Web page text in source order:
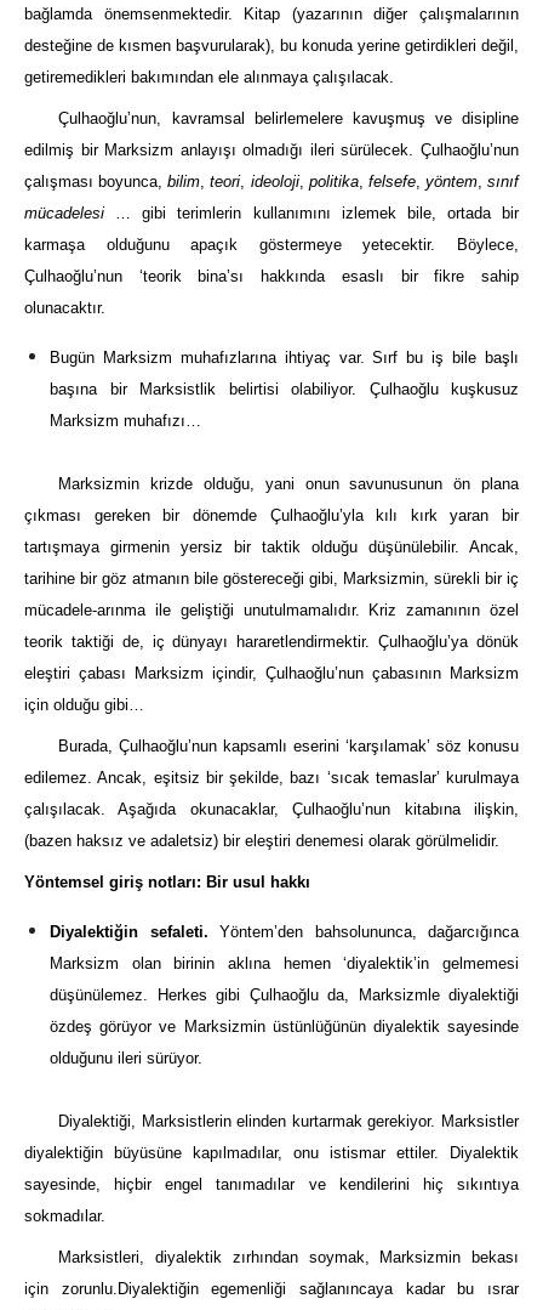
bağlamda önemsenmektedir. Kitap (yazarının diğer çalışmalarının
desteğine de kısmen başvurularak), bu konuda yerine getirdikleri değil,
getiremedikleri bakımından ele alınmaya çalışılacak.
Çulhaoğlu’nun, kavramsal belirlemelere kavuşmuş ve disipline
edilmiş bir Marksizm anlayışı olmadığı ileri sürülecek. Çulhaoğlu’nun
çalışması boyunca,bilim,teori, ideoloji, politika, felsefe, yöntem, sınıf
mücadelesi … gibi terimlerin kullanımını izlemek bile, ortada bir
karmaşa olduğunu apaçık göstermeye yetecektir. Böylece,
Çulhaoğlu’nun ‘teorik bina’sı hakkında esaslı bir fikre sahip
olunacaktır.
Bugün Marksizm muhafızlarına ihtiyaç var. Sırf bu iş bile başlı
başına bir Marksistlik belirtisi olabiliyor. Çulhaoğlu kuşkusuz
Marksizm muhafızı…
Marksizmin krizde olduğu, yani onun savunusunun ön plana
çıkması gereken bir dönemde Çulhaoğlu’yla kılı kırk yaran bir
tartışmaya girmenin yersiz bir taktik olduğu düşünülebilir. Ancak,
tarihine bir göz atmanın bile göstereceği gibi, Marksizmin, sürekli bir iç
mücadele-arınma ile geliştiği unutulmamalıdır. Kriz zamanının özel
teorik taktiği de, iç dünyayı hararetlendirmektir. Çulhaoğlu’ya dönük
eleştiri çabası Marksizm içindir, Çulhaoğlu’nun çabasının Marksizm
için olduğu gibi…
Burada, Çulhaoğlu’nun kapsamlı eserini ‘karşılamak’ söz konusu
edilemez. Ancak, eşitsiz bir şekilde, bazı ‘sıcak temaslar’ kurulmaya
çalışılacak. Aşağıda okunacaklar, Çulhaoğlu’nun kitabına ilişkin,
(bazen haksız ve adaletsiz) bir eleştiri denemesi olarak görülmelidir.
Yöntemsel giriş notları: Bir usul hakkı
Diyalektiğin sefaleti. Yöntem’den bahsolununca, dağarcığınca
Marksizm olan birinin aklına hemen ‘diyalektik’in gelmemesi
düşünülemez. Herkes gibi Çulhaoğlu da, Marksizmle diyalektiği
özdeş görüyor ve Marksizmin üstünlüğünün diyalektik sayesinde
olduğunu ileri sürüyor.
Diyalektiği, Marksistlerin elinden kurtarmak gerekiyor. Marksistler
diyalektiğin büyüsüne kapılmadılar, onu istismar ettiler. Diyalektik
sayesinde, hiçbir engel tanımadılar ve kendilerini hiç sıkıntıya
sokmadılar.
Marksistleri, diyalektik zırhından soymak, Marksizmin bekası
için zorunlu.Diyalektiğin egemenliği sağlanıncaya kadar bu ısrar